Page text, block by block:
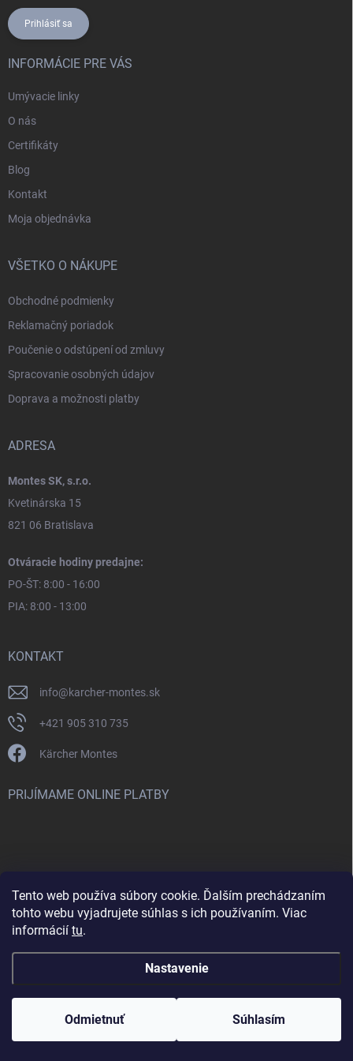
Tento web používa súbory cookie. Ďalším prechádzaním
tohto webu vyjadrujete súhlas s ich používaním. Viac
informácií tu.
Nastavenie
Odmietnuť Súhlasím
Prihlásiť sa
INFORMÁCIE PRE VÁS
Umývacie linky
O nás
Certifikáty
Blog
Kontakt
Moja objednávka
VŠETKO O NÁKUPE
Obchodné podmienky
Reklamačný poriadok
Poučenie o odstúpení od zmluvy
Spracovanie osobných údajov
Doprava a možnosti platby
ADRESA
Montes SK, s.r.o.
Kvetinárska 15
821 06 Bratislava
Otváracie hodiny predajne:
PO-ŠT: 8:00 - 16:00
PIA: 8:00 - 13:00
KONTAKT
info@karcher-montes.sk
+421 905 310 735
Kärcher Montes
PRIJÍMAME ONLINE PLATBY
Nenašli ste čo ste hľadali? Máte záujem o inú značku? Skúste
navštíviť aj našu stránku Montclean.sk
Vytvoril Shoptet
Copyright 2026 karcher-montes.sk . Všetky práva vyhradené.